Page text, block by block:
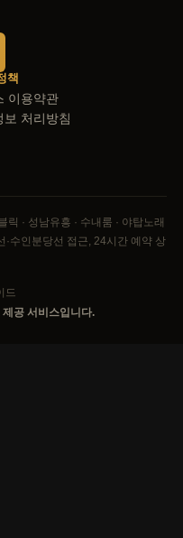
책
이용약관
보 처리방침
· 성남유흥 · 수내룸 · 야탑노래
·수인분당선 접근, 24시간 예약 상
드
공 서비스입니다.